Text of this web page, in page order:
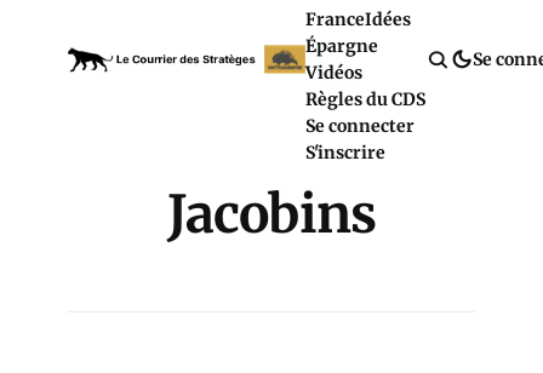
FranceIdées
Épargne
Vidéos
Règles du CDS
Se connecter
S'inscrire
Se
Jacobins